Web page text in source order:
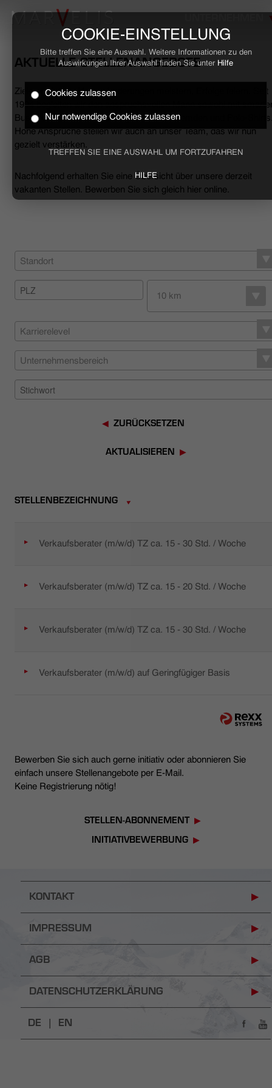
COOKIE-EINSTELLUNG
Bitte treffen Sie eine Auswahl. Weitere Informationen zu den
Auswirkungen Ihrer Auswahl finden Sie unter Hilfe
Cookies zulassen
Nur notwendige Cookies zulassen
TREFFEN SIE EINE AUSWAHL UM FORTZUFAHREN
HILFE
HOME
BUSINESS
UNTERNEHMEN
NACHHALTIGKEIT
HÄNDLERSUCHE
AKTUELLE STELLENANGEBOTE
Ziele erreichen, Herausforderungen meistern, Erfolge feiern. Seit
1994 begleiten wir den anspruchsvollen Mann sowohl mit
Business- als auch mit lässigen Casual-Hemden und Polo-
Hohe Ansprüche stellen wir auch an unser Team, das wir nun
gezielt verstärken.
Nachfolgend erhalten Sie eine Übersicht über unsere derzeit
vakanten Stellen. Bewerben Sie sich gleich hier online.
Standort
10 km
Karrierelevel
Unternehmensbereich
ZURÜCKSETZEN
AKTUALISIEREN
STELLENBEZEICHNUNG
Verkaufsberater (m/w/d) TZ ca. 15 - 30 Std. / Woche
Verkaufsberater (m/w/d) TZ ca. 15 - 20 Std. / Woche
Verkaufsberater (m/w/d) TZ ca. 15 - 30 Std. / Woche
Verkaufsberater (m/w/d) auf Geringfügiger Basis
Bewerben Sie sich auch gerne initiativ oder abonnieren Sie
einfach unsere Stellenangebote per E-Mail.
Keine Registrierung nötig!
STELLEN-ABONNEMENT
INITIATIVBEWERBUNG
KONTAKT
IMPRESSUM
AGB
DATENSCHUTZERKLÄRUNG
DE | EN